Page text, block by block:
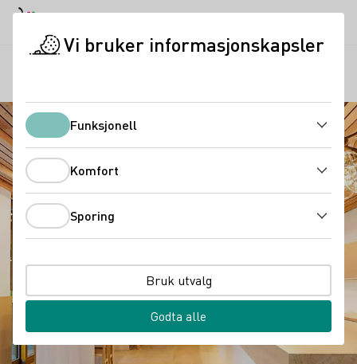
Vi bruker informasjonskapsler
FunksjonellFunksjonell
Komfort
Sporing
Bruk utvalg
Godta alle